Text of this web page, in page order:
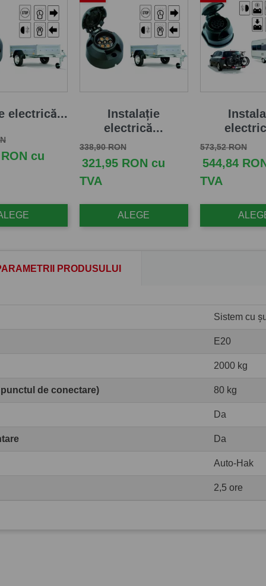
electrică...
Pret
cu
Instalație
electrică...
Pret de baza
338,90 RONPret
321,95 RON cu
TVA
ALEGE
Pret de baza
573,52 RONPret
544,84
TVA
PRODUSULUI
Sistem cu
E20
2000 kg
de conectare) 80 kg
Da
Da
Auto-Hak
2,5 ore